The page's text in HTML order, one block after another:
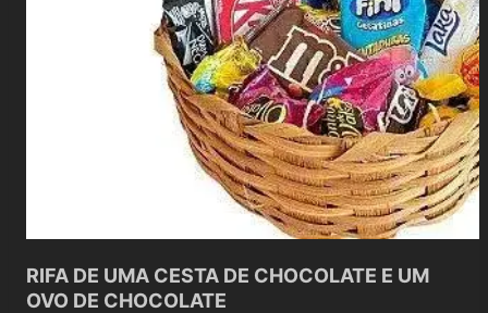
RIFA DE UMA CESTA DE CHOCOLATE E UM
OVO DE CHOCOLATE